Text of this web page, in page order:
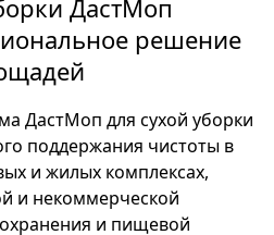
ДастМоп
решение
ДастМоп для сухой уборки
поддержания чистоты в
и жилых комплексах,
и некоммерческой
и пищевой